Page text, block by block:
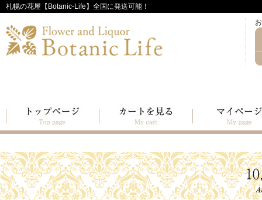
札幌の花屋【Botanic-Life】全国に発送可能！